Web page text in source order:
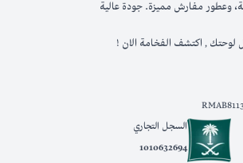
وعطور مفارش مميزة. جودة عالية
لوحتك , اكتشف الفخامة الان !
السجل التجاري
1010632694